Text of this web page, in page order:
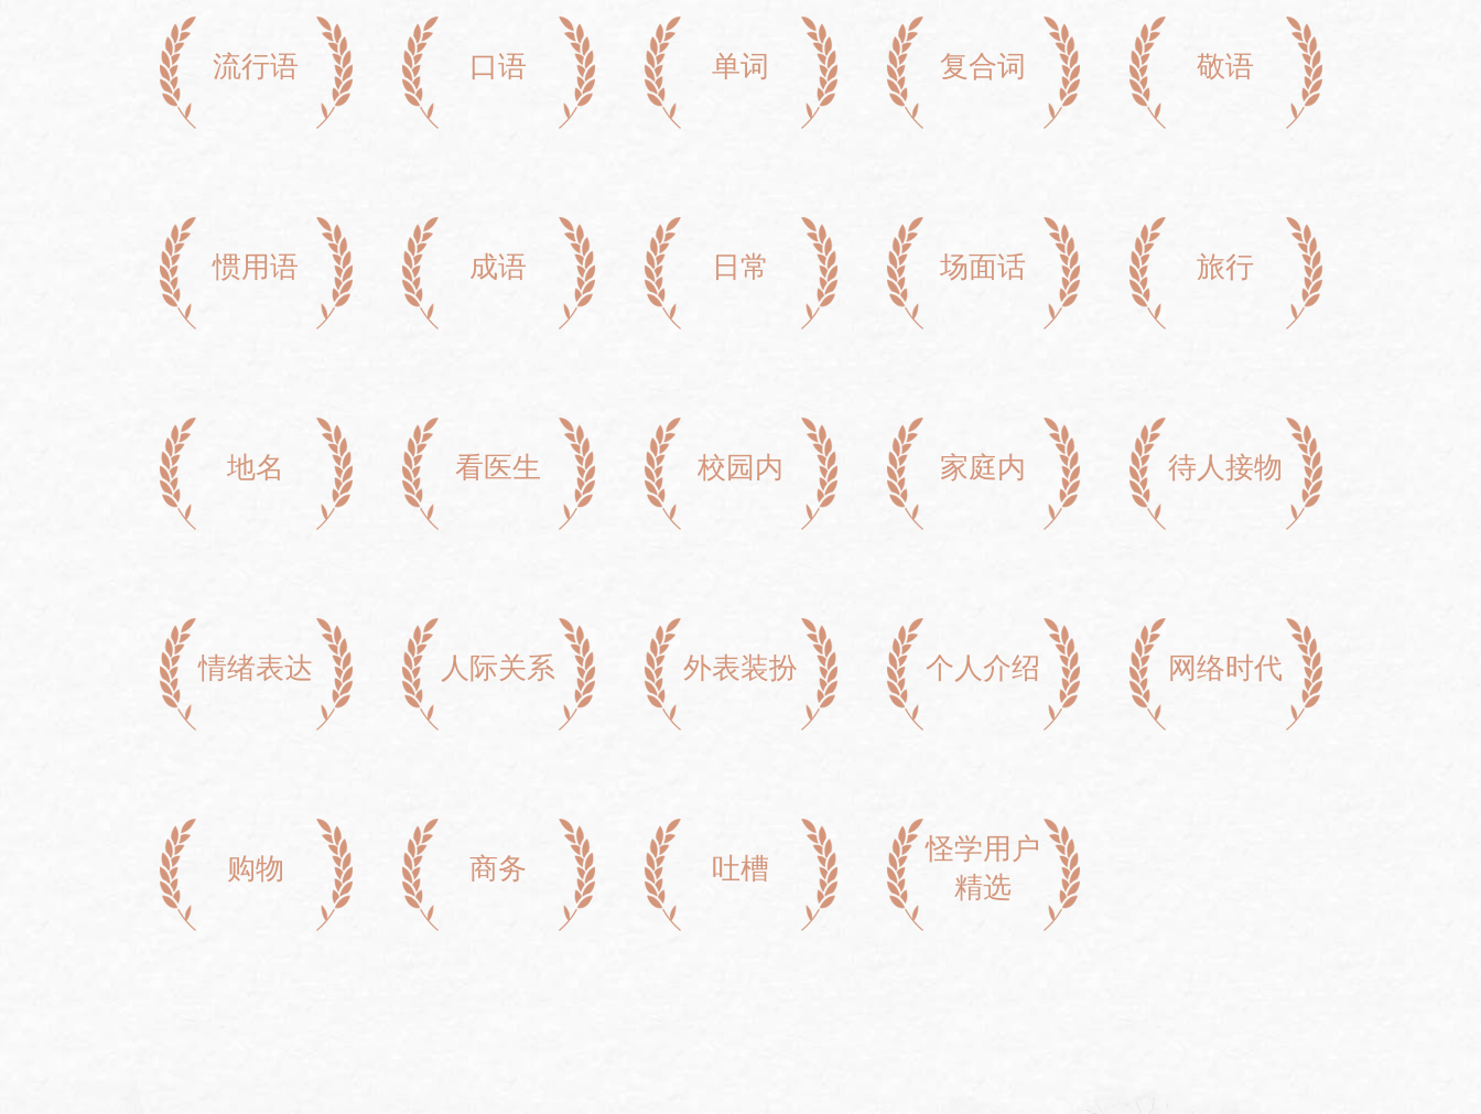
流行语 口语 单词 复合词 敬语
惯用语 成语 日常 场面话 旅行
地名 看医生 校园内 家庭内 待人接物
情绪表达 人际关系 外表装扮 个人介绍 网络时代
购物 商务 吐槽
怪学用户
精选